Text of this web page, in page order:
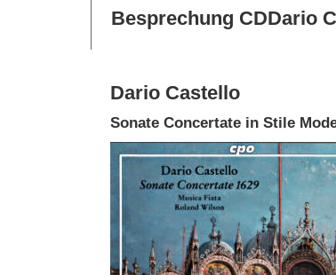
Besprechung CDDario
Dario Castello
Sonate Concertate in Stile